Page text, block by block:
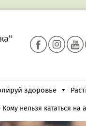
здоровье
Кому нельзя кататься на